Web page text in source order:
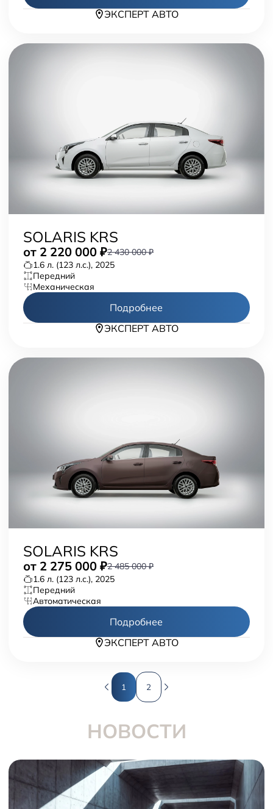
ЭКСПЕРТ АВТО
SOLARIS KRS
от 2 220 000 ₽2 430 000 ₽
1.6 л. (123 л.с.), 2025
передний
механическая
Подробнее
ЭКСПЕРТ АВТО
SOLARIS KRS
от 2 275 000 ₽2 485 000 ₽
1.6 л. (123 л.с.), 2025
передний
автоматическая
Подробнее
ЭКСПЕРТ АВТО
1 2
НОВОСТИ